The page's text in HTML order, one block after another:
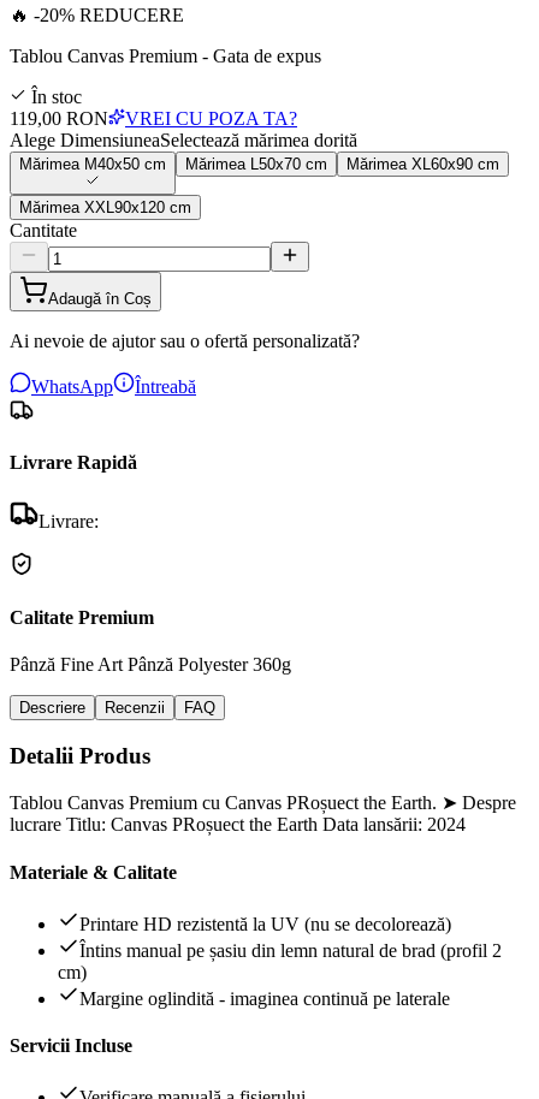
🔥 -20% REDUCERE
Tablou Canvas Premium - Gata de expus
În stoc
119,00 RON
VREI CU POZA TA?
Alege DimensiuneaSelectează mărimea dorită
Mărimea M40x50 cm Mărimea 50x70 cm Mărimea XL 60x90 cm
Mărimea XXL 90x120 cm
Cantitate
Adaugă în Coș
Ai nevoie de ajutor sau o ofertă personalizată?
WhatsApp Întreabă
Livrare Rapidă
Livrare:
Calitate Premium
Pânză Fine Art Pânză Polyester 360g
Descriere Recenzii FAQ
Detalii Produs
Tablou Canvas Premium cu Canvas PRoșuect the Earth. ➤ Despre
lucrare Titlu: Canvas PRoșuect the Earth Data lansării: 2024
Materiale & Calitate
Printare HD rezistentă la UV (nu se decolorează)
Întins manual pe șasiu din lemn natural de brad (profil 2
cm)
Margine oglindită - imaginea continuă pe laterale
Servicii Incluse